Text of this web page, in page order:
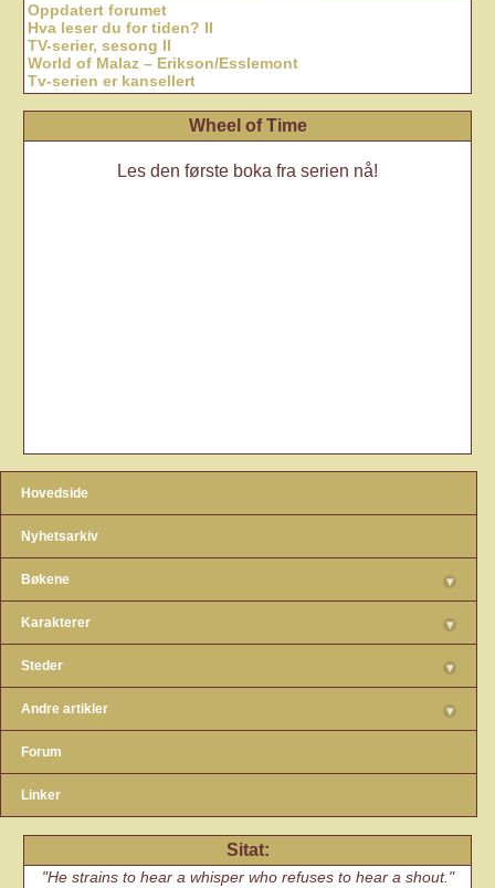
Hovedside
Nyhetsarkiv
Bøkene ▾
Karakterer ▾
Steder ▾
Andre artikler ▾
Forum
Linker
Sitat:
He strains to hear a whisper who refuses to hear a shout.
Oppdatert forumet
Hva leser du for tiden? II
TV-serier, sesong II
World of Malaz – Erikson/Esslemont
Tv-serien er kansellert
Wheel of Time
Les den første boka fra serien nå!